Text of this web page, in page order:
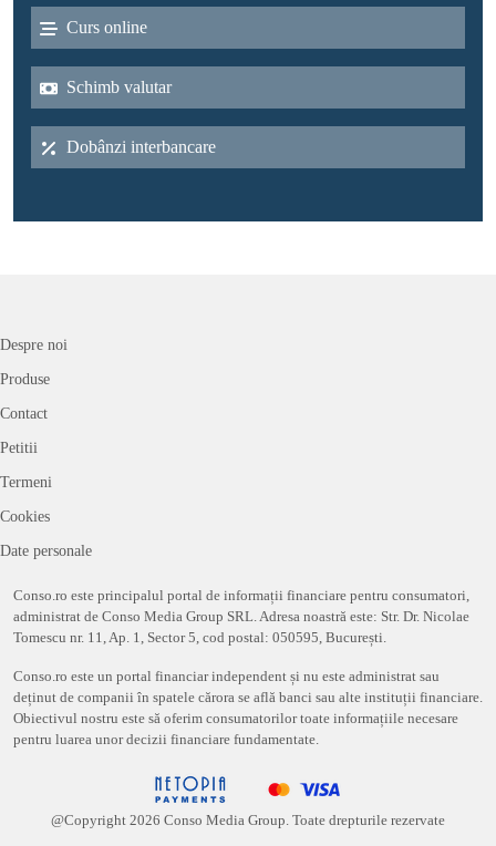
Curs online
Schimb valutar
Dobânzi interbancare
Despre noi
Produse
Contact
Petitii
Termeni
Cookies
Date personale
Conso.ro este principalul portal de informații financiare pentru consumatori,
administrat de Conso Media Group SRL. Adresa noastră este: Str. Dr. Nicolae
Tomescu nr. 11, Ap. 1, Sector 5, cod postal: 050595, București.
Conso.ro este un portal financiar independent și nu este administrat sau
deținut de companii în spatele cărora se află banci sau alte instituții financiare.
Obiectivul nostru este să oferim consumatorilor toate informațiile necesare
pentru luarea unor decizii financiare fundamentate.
@Copyright 2026 Conso Media Group. Toate drepturile rezervate